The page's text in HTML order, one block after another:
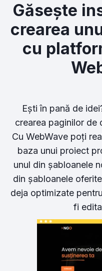
Găsește
crearea
cu
Ești în pană de
crearea paginilor de
Cu WebWave poți
baza unui proiect
unul din șabloanele
din șabloanele
deja optimizate
fi